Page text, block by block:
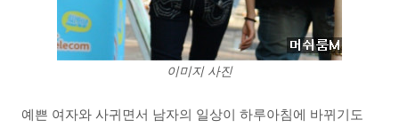
이미지 사진
예쁜 여자와 사귀면서 남자의 일상이 하루아침에 바뀌기도